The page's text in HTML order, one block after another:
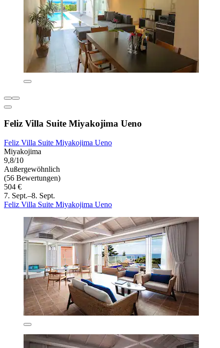
Feliz Villa Suite Miyakojima Ueno
Feliz Villa Suite Miyakojima Ueno
Miyakojima
9,8/10
Außergewöhnlich
(56 Bewertungen)
504 €
7. Sept.–8. Sept.
Feliz Villa Suite Miyakojima Ueno